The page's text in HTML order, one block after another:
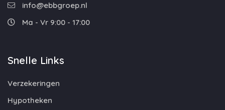
info@ebbgroep.nl
Ma - Vr 9:00 - 17:00
Snelle Links
Verzekeringen
Hypotheken